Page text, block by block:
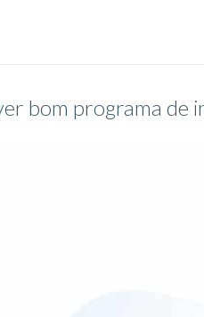
bom programa de